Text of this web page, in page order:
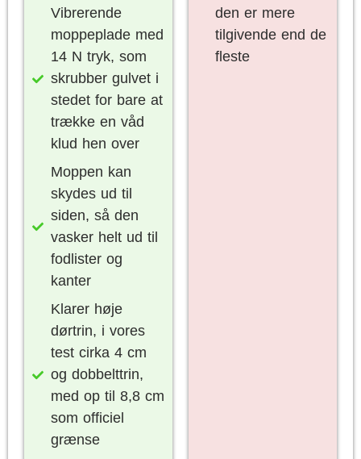
Vibrerende
moppeplade med
14 N tryk, som
skrubber gulvet i
stedet for bare at
trække en våd
klud hen over
Moppen kan
skydes ud til
siden, så den
vasker helt ud til
fodlister og
kanter
Klarer høje
dørtrin, i vores
test cirka 4 cm
og dobbelttrin,
med op til 8,8 cm
som officiel
grænse
den er mere
tilgivende end de
fleste